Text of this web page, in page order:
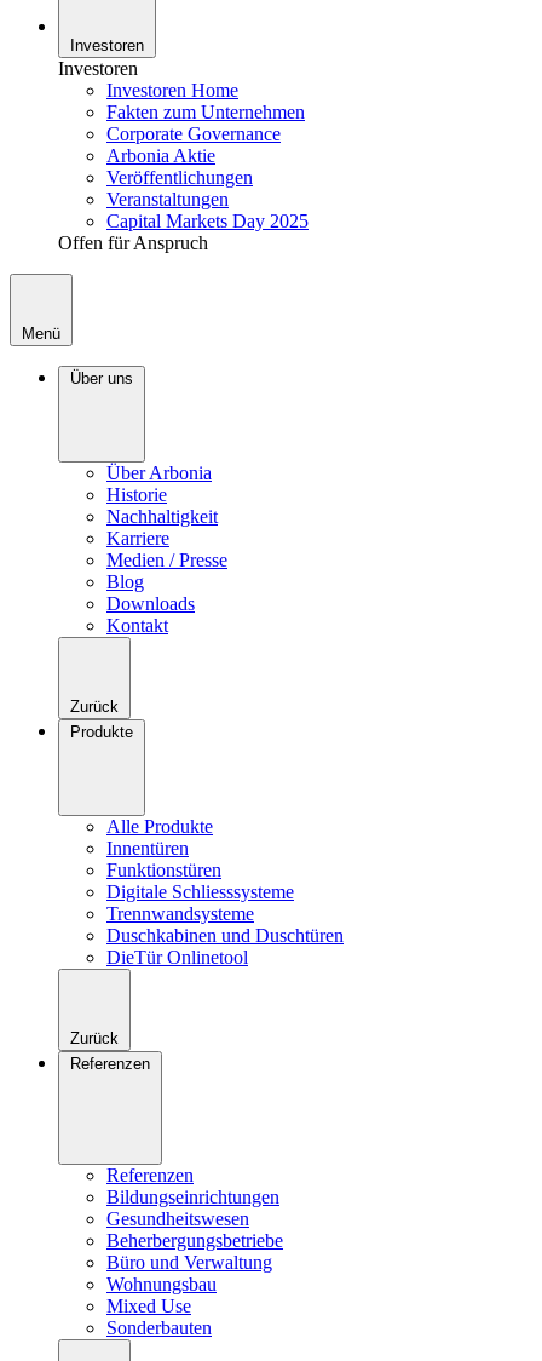
Investoren
Investoren
Investoren Home
Fakten zum Unternehmen
Corporate Governance
Arbonia Aktie
Veröffentlichungen
Veranstaltungen
Capital Markets Day 2025
Offen für Anspruch
Menü
Über uns
Über Arbonia
Historie
Nachhaltigkeit
Karriere
Medien / Presse
Blog
Downloads
Kontakt
Zurück
Produkte
Alle Produkte
Innentüren
Funktionstüren
Digitale Schliesssysteme
Trennwandsysteme
Duschkabinen und Duschtüren
DieTür Onlinetool
Zurück
Referenzen
Referenzen
Bildungseinrichtungen
Gesundheitswesen
Beherbergungsbetriebe
Büro und Verwaltung
Wohnungsbau
Mixed Use
Sonderbauten